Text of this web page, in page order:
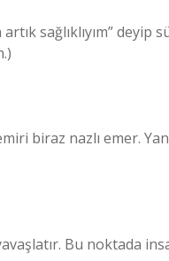
sağlıklıyım”
biraz nazlı emer.
Bu noktada